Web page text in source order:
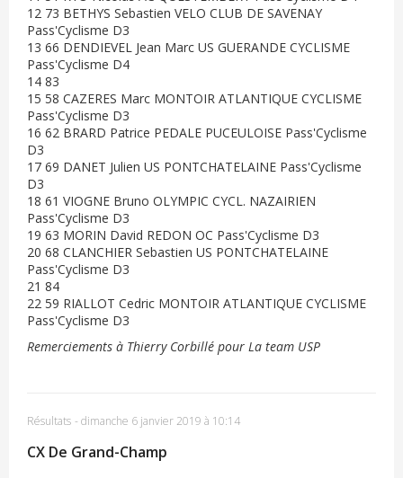
12 73 BETHYS Sebastien VELO CLUB DE SAVENAY
Pass'Cyclisme D3
13 66 DENDIEVEL Jean Marc US GUERANDE CYCLISME
Pass'Cyclisme D4
14 83
15 58 CAZERES Marc MONTOIR ATLANTIQUE CYCLISME
Pass'Cyclisme D3
16 62 BRARD Patrice PEDALE PUCEULOISE Pass'Cyclisme
D3
17 69 DANET Julien US PONTCHATELAINE Pass'Cyclisme
D3
18 61 VIOGNE Bruno OLYMPIC CYCL. NAZAIRIEN
Pass'Cyclisme D3
19 63 MORIN David REDON OC Pass'Cyclisme D3
20 68 CLANCHIER Sebastien US PONTCHATELAINE
Pass'Cyclisme D3
21 84
22 59 RIALLOT Cedric MONTOIR ATLANTIQUE CYCLISME
Pass'Cyclisme D3
Remerciements à Thierry Corbillé pour La team USP
Résultats - dimanche 6 janvier 2019 à 10:14
CX De Grand-Champ